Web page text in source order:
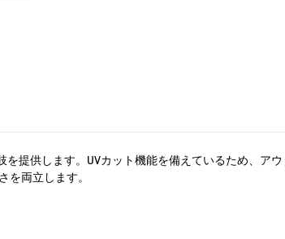
提供します。UVカット機能を備えているため、ア
を両立します。